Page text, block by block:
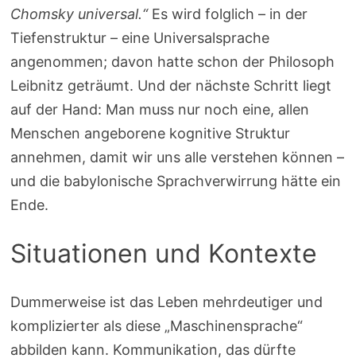
Chomsky universal.“Es wird folglich – in der
Tiefenstruktur – eine Universalsprache
angenommen; davon hatte schon der Philosoph
Leibnitz geträumt. Und der nächste Schritt liegt
auf der Hand: Man muss nur noch eine, allen
Menschen angeborene kognitive Struktur
annehmen, damit wir uns alle verstehen können –
und die babylonische Sprachverwirrung hätte ein
Ende.
Situationen und Kontexte
Dummerweise ist das Leben mehrdeutiger und
komplizierter als diese „Maschinensprache“
abbilden kann. Kommunikation, das dürfte